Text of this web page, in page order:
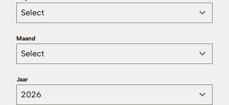
Select
Maand
Select
Jaar
2026